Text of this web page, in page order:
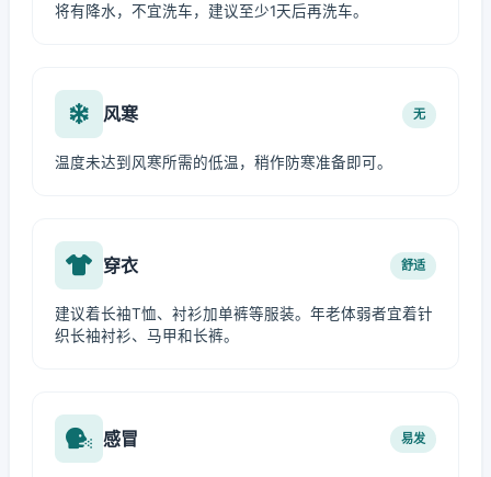
将有降水，不宜洗车，建议至少1天后再洗车。
风寒 无
温度未达到风寒所需的低温，稍作防寒准备即可。
穿衣 舒适
建议着长袖T恤、衬衫加单裤等服装。年老体弱者宜着针
织长袖衬衫、马甲和长裤。
感冒 易发